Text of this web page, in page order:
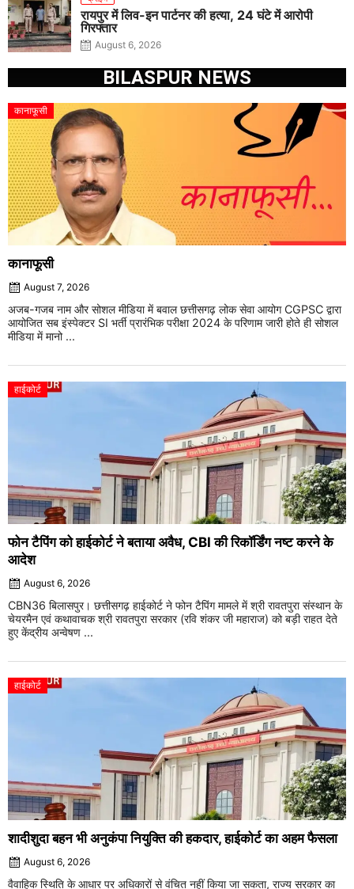
रायपुर में लिव-इन पार्टनर की हत्या, 24 घंटे में आरोपी
गिरफ्तार
August 6, 2026
BILASPUR NEWS
कानाफूसी
कानाफूसी
August 7, 2026
अजब-गजब नाम और सोशल मीडिया में बवाल छत्तीसगढ़ लोक सेवा आयोग CGPSC द्वारा
आयोजित सब इंस्पेक्टर SI भर्ती प्रारंभिक परीक्षा 2024 के परिणाम जारी होते ही सोशल
मीडिया में मानो ...
हाईकोर्ट
फोन टैपिंग को हाईकोर्ट ने बताया अवैध, CBI की रिकॉर्डिंग नष्ट करने के
आदेश
August 6, 2026
CBN36 बिलासपुर। छत्तीसगढ़ हाईकोर्ट ने फोन टैपिंग मामले में श्री रावतपुरा संस्थान के
चेयरमैन एवं कथावाचक श्री रावतपुरा सरकार (रवि शंकर जी महाराज) को बड़ी राहत देते
हुए केंद्रीय अन्वेषण ...
हाईकोर्ट
शादीशुदा बहन भी अनुकंपा नियुक्ति की हकदार, हाईकोर्ट का अहम फैसला
August 6, 2026
वैवाहिक स्थिति के आधार पर अधिकारों से वंचित नहीं किया जा सकता, राज्य सरकार का